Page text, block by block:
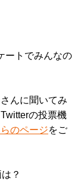
ートでみんなの
んに聞いてみ
の投票機
のページをご
？